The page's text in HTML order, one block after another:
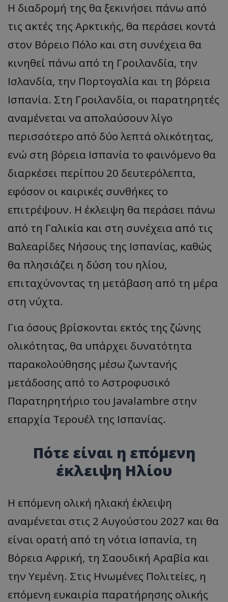
Η διαδρομή της θα ξεκινήσει πάνω από
τις ακτές της Αρκτικής, θα περάσει κοντά
στον Βόρειο Πόλο και στη συνέχεια θα
κινηθεί πάνω από τη Γροιλανδία, την
Ισλανδία, την Πορτογαλία και τη βόρεια
Ισπανία. Στη Γροιλανδία, οι παρατηρητές
αναμένεται να απολαύσουν λίγο
περισσότερο από δύο λεπτά ολικότητας,
ενώ στη βόρεια Ισπανία το φαινόμενο θα
διαρκέσει περίπου 20 δευτερόλεπτα,
εφόσον οι καιρικές συνθήκες το
επιτρέψουν. Η έκλειψη θα περάσει πάνω
από τη Γαλικία και στη συνέχεια από τις
Βαλεαρίδες Νήσους της Ισπανίας, καθώς
θα πλησιάζει η δύση του ηλίου,
επιταχύνοντας τη μετάβαση από τη μέρα
στη νύχτα.
Για όσους βρίσκονται εκτός της ζώνης
ολικότητας, θα υπάρχει δυνατότητα
παρακολούθησης μέσω ζωντανής
μετάδοσης από το Αστροφυσικό
Παρατηρητήριο του Javalambre στην
επαρχία Τερουέλ της Ισπανίας.
Πότε είναι η επόμενη
έκλειψη Ηλίου
Η επόμενη ολική ηλιακή έκλειψη
αναμένεται στις 2 Αυγούστου 2027 και θα
είναι ορατή από τη νότια Ισπανία, τη
Βόρεια Αφρική, τη Σαουδική Αραβία και
την Υεμένη. Στις Ηνωμένες Πολιτείες, η
επόμενη ευκαιρία παρατήρησης ολικής